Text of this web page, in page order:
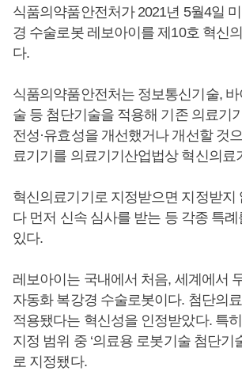
식품의약품안전처가 2021년 5월4일
경 수술로봇 레보아이를 제10호 혁신
다.
식품의약품안전처는 정보통신기술,
술 등 첨단기술을 적용해 기존 의료기
전성·유효성을 개선했거나 개선할 것
료기기를 의료기기산업법상 혁신의료
혁신의료기기로 지정받으면 지정받지
다 먼저 신속 심사를 받는 등 각종 특
있다.
레보아이는 국내에서 처음, 세계에서
자동화 복강경 수술로봇이다. 첨단의
적용됐다는 혁신성을 인정받았다. 특
지정 범위 중 ‘의료용 로봇기술 첨단기
로 지정됐다.